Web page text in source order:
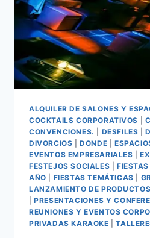
ALQUILER DE SALONES Y
COCKTAILS CORPORATIVOS
CONVENCIONES.
DESFILES |
DIVORCIOS |DONDE
EVENTOS EMPRESARIALES |
FESTEJOS SOCIALES
FIESTAS
AÑO
FIESTAS TEMÁTICAS
LANZAMIENTO DE PRODUCTOS
|PRESENTACIONES Y
REUNIONES Y EVENTOS
PRIVADAS KARAOKE |